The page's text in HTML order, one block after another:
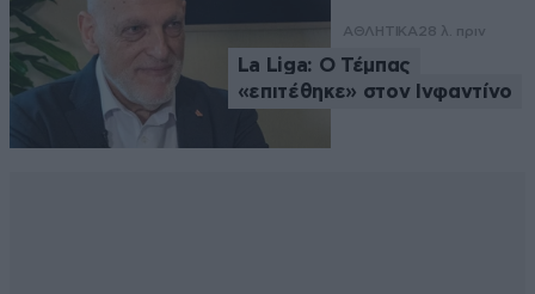
ΑΘΛΗΤΙΚΑ 28 λ. πριν
La Liga: Ο Τέμπας
«επιτέθηκε» στον Ινφαντίνο